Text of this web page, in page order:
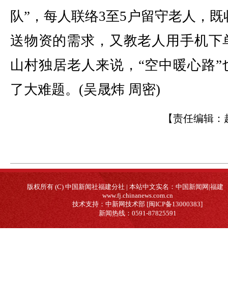
队”，每人联络3至5户留守老人，既
送物资的需求，又教老人用手机下
山村独居老人来说，“空中暖心路”
了大难题。(吴晟炜 周密)
【责任编辑：
版权所有 (C) 中国新闻社福建分社 | 本站中文实名：中国新闻网|福建
www.fj.chinanews.com.cn
技术支持：中新网技术部 [闽ICP备13000383]
新闻热线：0591-87825591